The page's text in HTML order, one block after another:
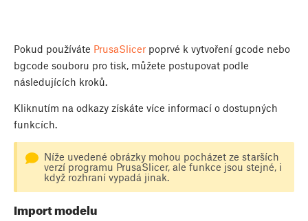
Pokud používáte PrusaSlicer poprvé k vytvoření gcode nebo
bgcode souboru pro tisk, můžete postupovat podle
následujících kroků.
Kliknutím na odkazy získáte více informací o dostupných
funkcích.
Níže uvedené obrázky mohou pocházet ze starších
verzí programu PrusaSlicer, ale funkce jsou stejné, i
když rozhraní vypadá jinak.
Import modelu